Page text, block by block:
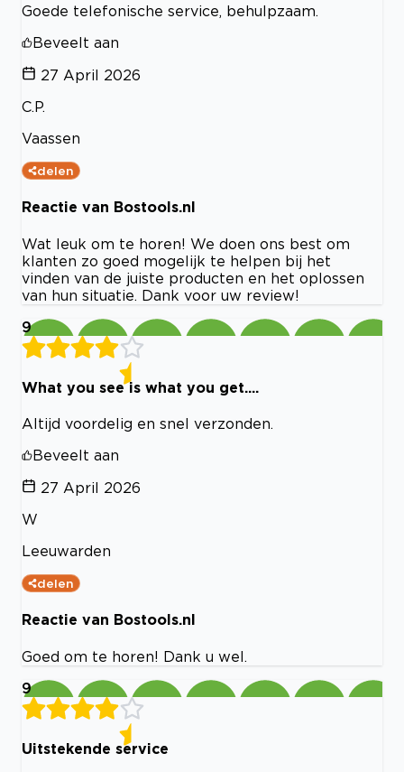
Goede telefonische service, behulpzaam.
Beveelt aan
27 April 2026
C.P.
Vaassen
delen
Reactie van Bostools.nl
Wat leuk om te horen! We doen ons best om
klanten zo goed mogelijk te helpen bij het
vinden van de juiste producten en het oplossen
van hun situatie. Dank voor uw review!
9
What you see is what you get....
Altijd voordelig en snel verzonden.
Beveelt aan
27 April 2026
W
Leeuwarden
delen
Reactie van Bostools.nl
Goed om te horen! Dank u wel.
9
Uitstekende service